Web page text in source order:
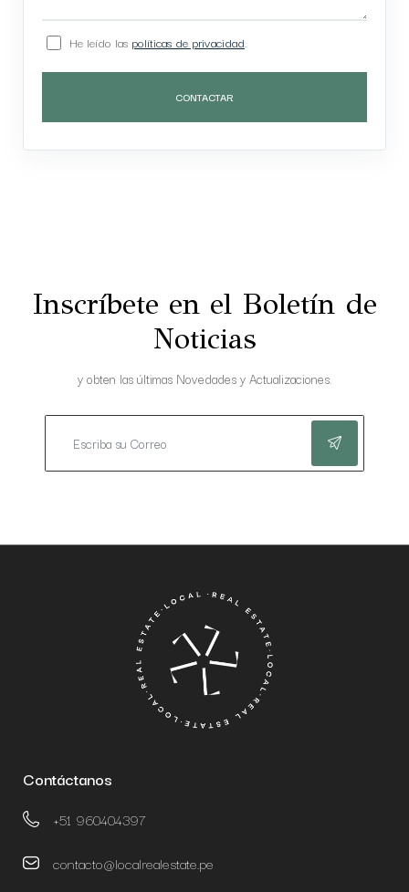
He leído las políticas de privacidad.
CONTACTAR
Inscríbete en el Boletín de
Noticias
y obten las últimas Novedades y Actualizaciones.
Contáctanos
+51 960404397
contacto@localrealestate.pe